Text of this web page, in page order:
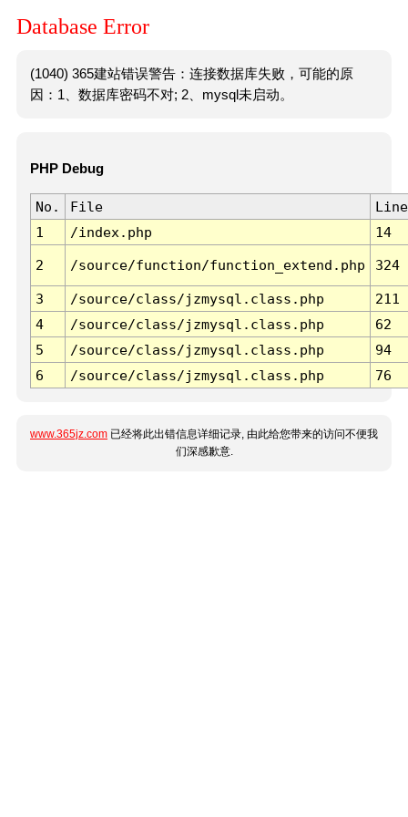
Database Error
(1040) 365建站错误警告：连接数据库失败，可能的原
因：1、数据库密码不对; 2、mysql未启动。
PHP Debug
No. File
Line
1
/index.php 14
2 /source/function/function_extend.php 324
3 /source/class/jzmysql.class.php
211
4
/source/class/jzmysql.class.php
62
5
/source/class/jzmysql.class.php
94
6
/source/class/jzmysql.class.php 76
www.365jz.com 已经将此出错信息详细记录, 由此给您带来的访问不便我
们深感歉意.